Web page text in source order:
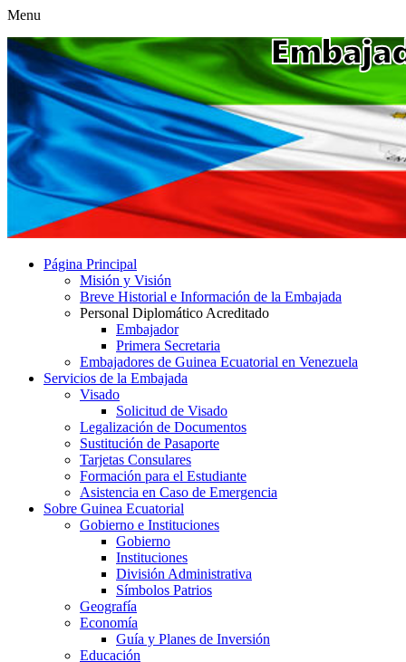
Menu
Página Principal
Misión y Visión
Breve Historial e Información de la Embajada
Personal Diplomático Acreditado
Embajador
Primera Secretaria
Embajadores de Guinea Ecuatorial en Venezuela
Servicios de la Embajada
Visado
Solicitud de Visado
Legalización de Documentos
Sustitución de Pasaporte
Tarjetas Consulares
Formación para el Estudiante
Asistencia en Caso de Emergencia
Sobre Guinea Ecuatorial
Gobierno e Instituciones
Gobierno
Instituciones
División Administrativa
Símbolos Patrios
Geografía
Economía
Guía y Planes de Inversión
Educación